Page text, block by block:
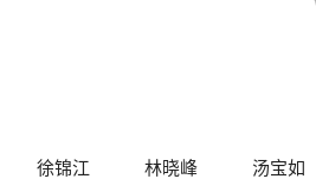
徐锦江 林晓峰 汤宝如